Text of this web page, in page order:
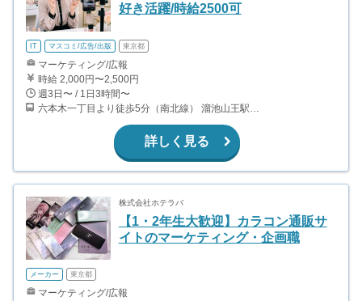
好き活躍/時給2500可
IT マスコミ/広告/出版 東京都
マーケティング/広報
時給 2,000円〜2,500円
週3日〜 / 1日3時間〜
詳しく見る
株式会社ホテラバ
【1・2年生大歓迎】カラコン通販サ
イトのマーケティング・企画職
メーカー 東京都
マーケティング/広報